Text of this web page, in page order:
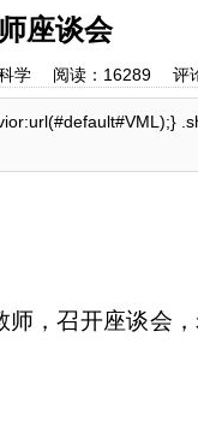
座谈会
学 阅读： 16289评论
，召开座谈会